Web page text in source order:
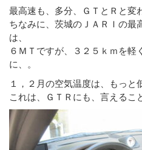
最高速も、多分、ＧＴとＲと変
ちなみに、茨城のＪＡＲＩの最
は、
６ＭＴですが、３２５ｋｍを軽
に、。
１，２月の空気温度は、もっと
これは、ＧＴＲにも、言えるこ